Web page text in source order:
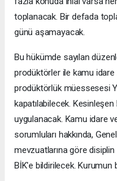
toplanacak. Bir defada
günü aşamayacak.
Bu hükümde sayılan
prodüktörler ile kamu idare
prodüktörlük müessesesi
kapatılabilecek.
uygulanacak. Kamu idare
sorumluları hakkında,
mevzuatlarına göre
BİK'e bildirilecek. Kurumun